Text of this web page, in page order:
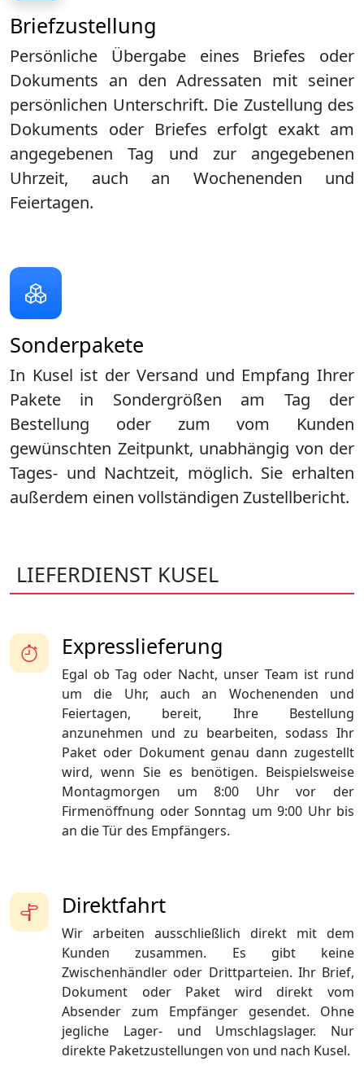
Briefzustellung
Persönliche Übergabe eines Briefes oder
Dokuments an den Adressaten mit seiner
persönlichen Unterschrift. Die Zustellung des
Dokuments oder Briefes erfolgt exakt am
angegebenen Tag und zur angegebenen
Uhrzeit, auch an Wochenenden und
Feiertagen.
Sonderpakete
In Kusel ist der Versand und Empfang Ihrer
Pakete in Sondergrößen am Tag der
Bestellung oder zum vom Kunden
gewünschten Zeitpunkt, unabhängig von der
Tages- und Nachtzeit, möglich. Sie erhalten
außerdem einen vollständigen Zustellbericht.
LIEFERDIENST KUSEL
Direktfahrt
Wir arbeiten ausschließlich direkt mit dem
Kunden zusammen. Es gibt keine
Zwischenhändler oder Drittparteien. Ihr Brief,
Dokument oder Paket wird direkt vom
Absender zum Empfänger gesendet. Ohne
jegliche Lager- und Umschlagslager. Nur
direkte Paketzustellungen von und nach Kusel.
Expresslieferung
Egal ob Tag oder Nacht, unser Team ist rund
um die Uhr, auch an Wochenenden und
Feiertagen, bereit, Ihre Bestellung
anzunehmen und zu bearbeiten, sodass Ihr
Paket oder Dokument genau dann zugestellt
wird, wenn Sie es benötigen. Beispielsweise
Montagmorgen um 8:00 Uhr vor der
Firmenöffnung oder Sonntag um 9:00 Uhr bis
an die Tür des Empfängers.